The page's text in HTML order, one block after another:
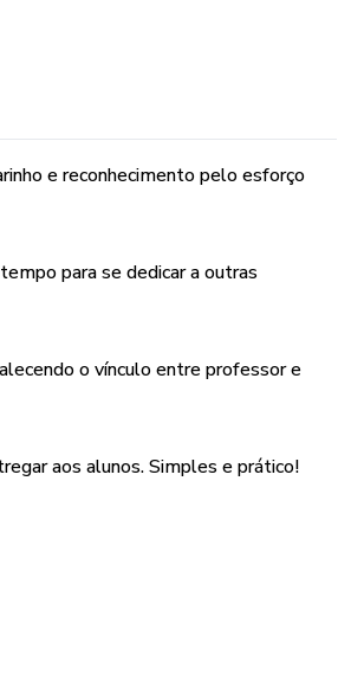
e reconhecimento pelo esforço
para se dedicar a outras
o vínculo entre professor e
aos alunos. Simples e prático!